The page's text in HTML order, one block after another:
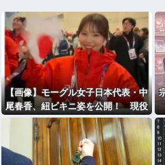
【画像】モーグル女子日本代表・中
尾春香、紐ビキニ姿を公開！ 現役
アスリートの激レア水着ショットに
反響… 2026年ミラノ五輪出場